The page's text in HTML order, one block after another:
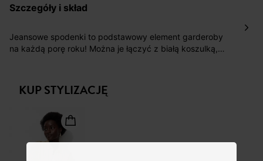
pośrednictwem DHL Express.
roboczych do wybranego przez Ciebie paczkomatu , a
koszt przesyłki wynosi 9,40 zł.
Pomoc
szczegóły i skład
Jeansowe spodenki to podstawowy element garderoby
na każdą porę roku! Można je łączyć z białą koszulką,
metalowy zamek z przodu. 5 kieszeni. Regulowane
nogawki. Zawierają bawełnę pochodzącą z
nawozów chemicznych i GMO.
KUP STYLIZACJĘ